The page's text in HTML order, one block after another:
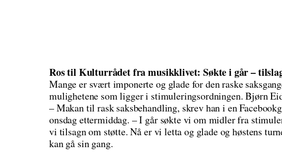
Ros til Kulturrådet fra musikklivet: Søkte i går –
Mange er svært imponerte og glade for den raske
mulighetene som ligger i stimuleringsordningen. Bjørn
– Makan til rask saksbehandling, skrev han i en
onsdag ettermiddag. – I går søkte vi om midler fra
vi tilsagn om støtte. Nå er vi letta og glade og høstens
kan gå sin gang.